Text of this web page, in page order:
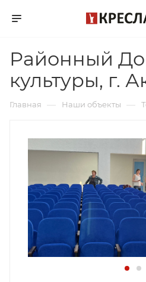
Районный
культуры, г.
Главная — Наши объекты —